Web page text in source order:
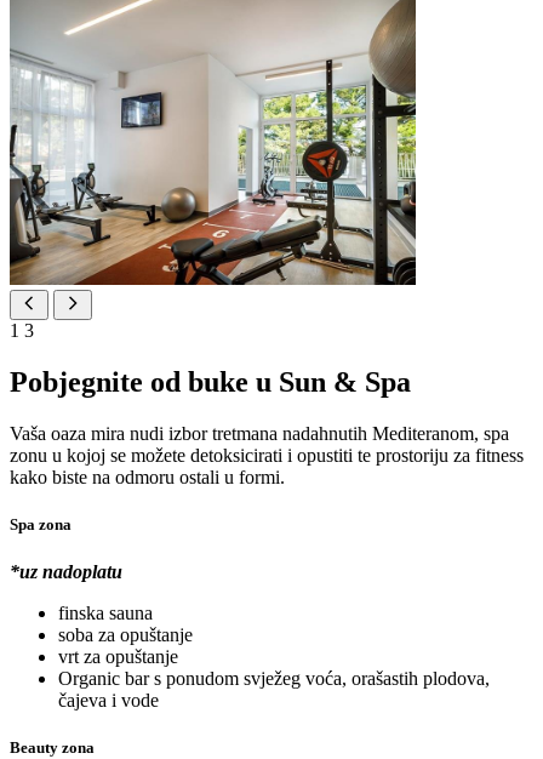
1 3
Pobjegnite od buke u Sun & Spa
Vaša oaza mira nudi izbor tretmana nadahnutih Mediteranom, spa
zonu u kojoj se možete detoksicirati i opustiti te prostoriju za fitness
kako biste na odmoru ostali u formi.
Spa zona
*uz nadoplatu
finska sauna
soba za opuštanje
vrt za opuštanje
Organic bar s ponudom svježeg voća, orašastih plodova,
čajeva i vode
Beauty zona